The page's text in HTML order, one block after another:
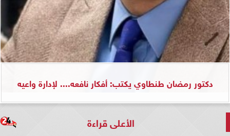
دكتور رمضان طنطاوي يكتب: أفكار نافعه.... لإدارة واعيه
الأعلى قراءة